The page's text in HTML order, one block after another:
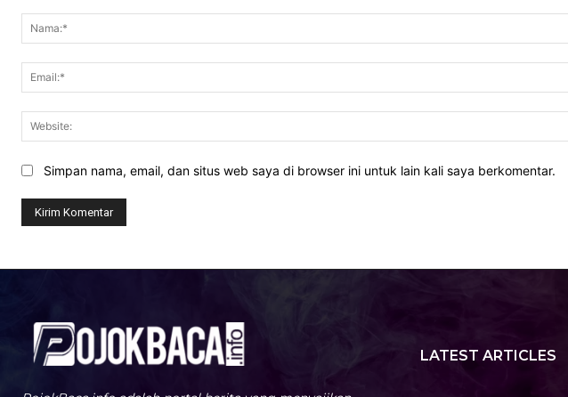
Simpan nama, email, dan situs web saya di browser ini untuk lain kali saya berkomentar.
LATEST ARTICLES